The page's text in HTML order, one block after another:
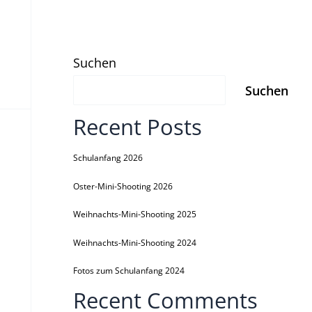
Suchen
Suchen
Recent Posts
Schulanfang 2026
Oster-Mini-Shooting 2026
Weihnachts-Mini-Shooting 2025
Weihnachts-Mini-Shooting 2024
Fotos zum Schulanfang 2024
Recent Comments